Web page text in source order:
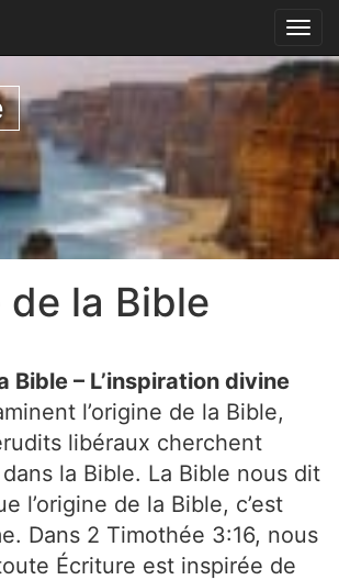
de la Bible
Bible – L’inspiration divine
l’origine de la Bible,
libéraux cherchent
la Bible. La Bible nous dit
l’origine de la Bible, c’est
Dans 2 Timothée 3:16, nous
Écriture est inspirée de